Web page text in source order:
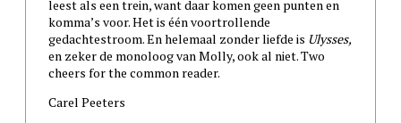
leest als een trein, want daar komen geen punten en
komma’s voor. Het is één voortrollende
gedachtestroom. En helemaal zonder liefde is Ulysses,
en zeker de monoloog van Molly, ook al niet. Two
cheers for the common reader.
Carel Peeters